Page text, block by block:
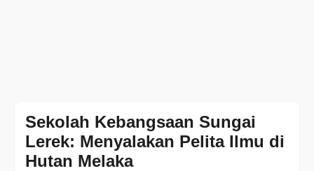
Sekolah Kebangsaan Sungai
Lerek: Menyalakan Pelita Ilmu di
Hutan Melaka